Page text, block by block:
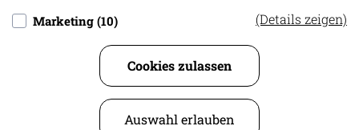
Marketing (10) (Details zeigen)
Cookies zulassen
Auswahl erlauben
Druckerei R. Rückert e.K., Allinger Str. 16, 94474